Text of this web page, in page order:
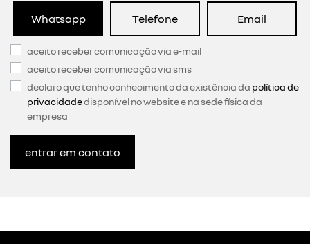
Whatsapp Telefone Email
aceito receber comunicação via e-mail
aceito receber comunicação via sms
declaro que tenho conhecimento da existência da política de
privacidadedisponível no website e na sede física da
empresa
entrar em contato